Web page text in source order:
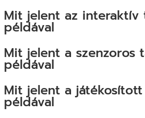
Mit jelent az interaktív
példával
Mit jelent a szenzoros
példával
Mit jelent a
példával